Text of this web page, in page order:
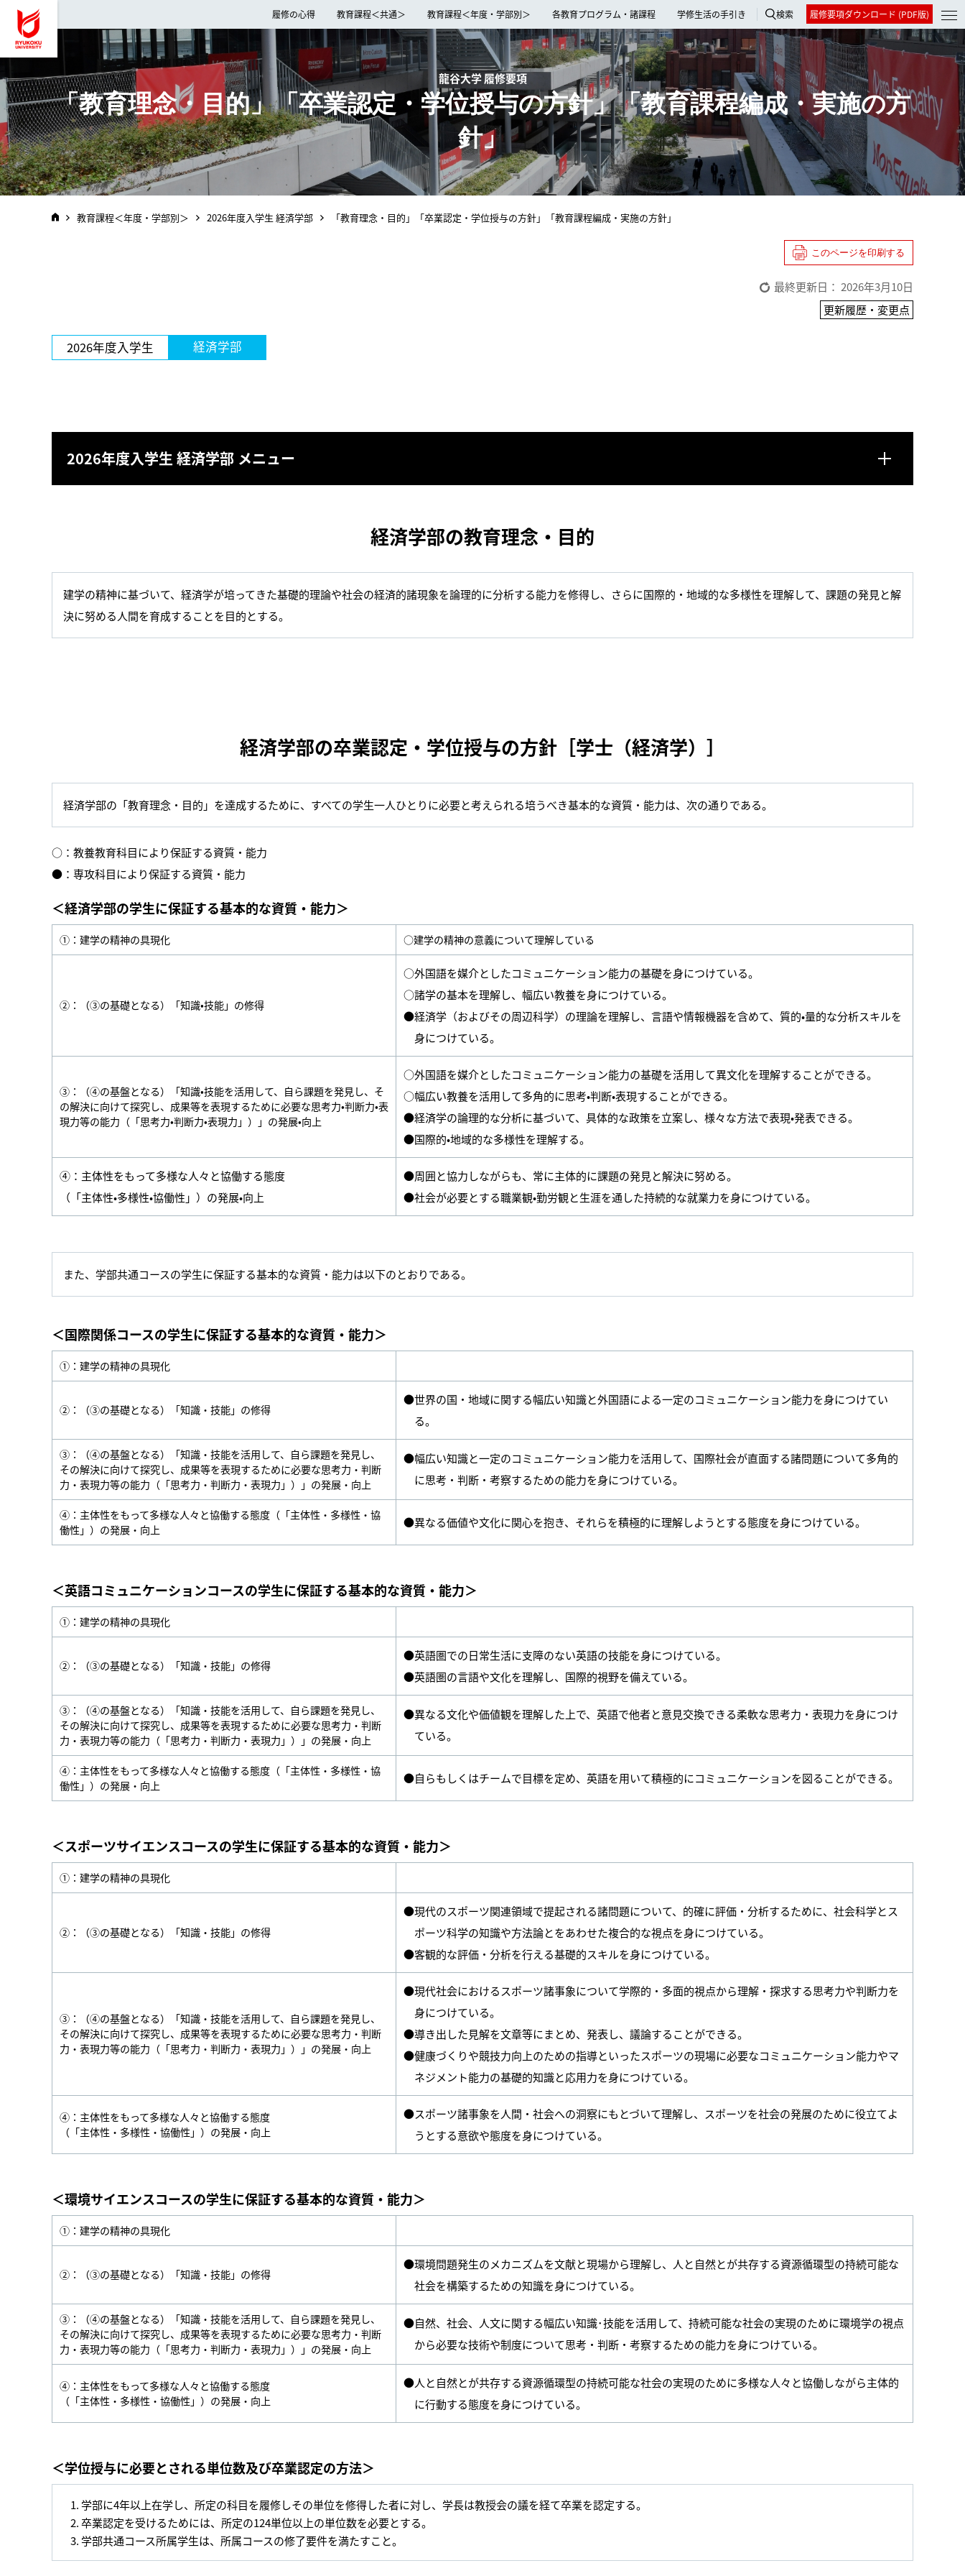
履修の心得 教育課程＜共通＞ 教育課程＜年度・学部別＞ 各教育プログラム・諸課程 学修生活の手引き 検索 履修要項ダウンロード (PDF版)
龍谷大学 履修要項
「教育理念・目的」「卒業認定・学位授与の方針」「教育課程編成・実施の方
針」
教育課程＜年度・学部別＞ 2026年度入学生 経済学部 「教育理念・目的」「卒業認定・学位授与の方針」「教育課程編成・実施の方針」
このページを印刷する
最終更新日： 2026年3月10日
更新履歴・変更点
2026年度入学生 経済学部
2026年度入学生 経済学部 メニュー
経済学部の教育理念・目的
建学の精神に基づいて、経済学が培ってきた基礎的理論や社会の経済的諸現象を論理的に分析する能力を修得し、さらに国際的・地域的な多様性を理解して、課題の発見と解
決に努める人間を育成することを目的とする。
経済学部の卒業認定・学位授与の方針［学士（経済学）］
経済学部の「教育理念・目的」を達成するために、すべての学生一人ひとりに必要と考えられる培うべき基本的な資質・能力は、次の通りである。
○：教養教育科目により保証する資質・能力
●：専攻科目により保証する資質・能力
＜経済学部の学生に保証する基本的な資質・能力＞
①：建学の精神の具現化 ○建学の精神の意義について理解している
②：（③の基礎となる）「知識•技能」の修得
○外国語を媒介としたコミュニケーション能力の基礎を身につけている。
○諸学の基本を理解し、幅広い教養を身につけている。
●経済学（およびその周辺科学）の理論を理解し、言語や情報機器を含めて、質的•量的な分析スキルを
身につけている。
③：（④の基盤となる）「知識•技能を活用して、自ら課題を発見し、そ
の解決に向けて探究し、成果等を表現するために必要な思考力•判断力•表
現力等の能力（「思考力•判断力•表現力」）」の発展•向上
○外国語を媒介としたコミュニケーション能力の基礎を活用して異文化を理解することができる。
○幅広い教養を活用して多角的に思考•判断•表現することができる。
●経済学の論理的な分析に基づいて、具体的な政策を立案し、様々な方法で表現•発表できる。
●国際的•地域的な多様性を理解する。
④：主体性をもって多様な人々と協働する態度
（「主体性•多様性•協働性」）の発展•向上
●周囲と協力しながらも、常に主体的に課題の発見と解決に努める。
●社会が必要とする職業観•勤労観と生涯を通した持続的な就業力を身につけている。
また、学部共通コースの学生に保証する基本的な資質・能力は以下のとおりである。
＜国際関係コースの学生に保証する基本的な資質・能力＞
①：建学の精神の具現化
②：（③の基礎となる）「知識・技能」の修得
●世界の国・地域に関する幅広い知識と外国語による一定のコミュニケーション能力を身につけてい
る。
③：（④の基盤となる）「知識・技能を活用して、自ら課題を発見し、
その解決に向けて探究し、成果等を表現するために必要な思考力・判断
力・表現力等の能力（「思考力・判断力・表現力」）」の発展・向上
●幅広い知識と一定のコミュニケーション能力を活用して、国際社会が直面する諸問題について多角的
に思考・判断・考察するための能力を身につけている。
④：主体性をもって多様な人々と協働する態度（「主体性・多様性・協
働性」）の発展・向上
●異なる価値や文化に関心を抱き、それらを積極的に理解しようとする態度を身につけている。
＜英語コミュニケーションコースの学生に保証する基本的な資質・能力＞
①：建学の精神の具現化
②：（③の基礎となる）「知識・技能」の修得
●英語圏での日常生活に支障のない英語の技能を身につけている。
●英語圏の言語や文化を理解し、国際的視野を備えている。
③：（④の基盤となる）「知識・技能を活用して、自ら課題を発見し、
その解決に向けて探究し、成果等を表現するために必要な思考力・判断
力・表現力等の能力（「思考力・判断力・表現力」）」の発展・向上
●異なる文化や価値観を理解した上で、英語で他者と意見交換できる柔軟な思考力・表現力を身につけ
ている。
④：主体性をもって多様な人々と協働する態度（「主体性・多様性・協
働性」）の発展・向上
●自らもしくはチームで目標を定め、英語を用いて積極的にコミュニケーションを図ることができる。
＜スポーツサイエンスコースの学生に保証する基本的な資質・能力＞
①：建学の精神の具現化
②：（③の基礎となる）「知識・技能」の修得
●現代のスポーツ関連領域で提起される諸問題について、的確に評価・分析するために、社会科学とス
ポーツ科学の知識や方法論とをあわせた複合的な視点を身につけている。
●客観的な評価・分析を行える基礎的スキルを身につけている。
③：（④の基盤となる）「知識・技能を活用して、自ら課題を発見し、
その解決に向けて探究し、成果等を表現するために必要な思考力・判断
力・表現力等の能力（「思考力・判断力・表現力」）」の発展・向上
●現代社会におけるスポーツ諸事象について学際的・多面的視点から理解・探求する思考力や判断力を
身につけている。
●導き出した見解を文章等にまとめ、発表し、議論することができる。
●健康づくりや競技力向上のための指導といったスポーツの現場に必要なコミュニケーション能力やマ
ネジメント能力の基礎的知識と応用力を身につけている。
④：主体性をもって多様な人々と協働する態度
（「主体性・多様性・協働性」）の発展・向上
●スポーツ諸事象を人間・社会への洞察にもとづいて理解し、スポーツを社会の発展のために役立てよ
うとする意欲や態度を身につけている。
＜環境サイエンスコースの学生に保証する基本的な資質・能力＞
①：建学の精神の具現化
②：（③の基礎となる）「知識・技能」の修得
●環境問題発生のメカニズムを文献と現場から理解し、人と自然とが共存する資源循環型の持続可能な
社会を構築するための知識を身につけている。
③：（④の基盤となる）「知識・技能を活用して、自ら課題を発見し、
その解決に向けて探究し、成果等を表現するために必要な思考力・判断
力・表現力等の能力（「思考力・判断力・表現力」）」の発展・向上
●自然、社会、人文に関する幅広い知識･技能を活用して、持続可能な社会の実現のために環境学の視点
から必要な技術や制度について思考・判断・考察するための能力を身につけている。
④：主体性をもって多様な人々と協働する態度
（「主体性・多様性・協働性」）の発展・向上
●人と自然とが共存する資源循環型の持続可能な社会の実現のために多様な人々と協働しながら主体的
に行動する態度を身につけている。
＜学位授与に必要とされる単位数及び卒業認定の方法＞
学部に4年以上在学し、所定の科目を履修しその単位を修得した者に対し、学長は教授会の議を経て卒業を認定する。
卒業認定を受けるためには、所定の124単位以上の単位数を必要とする。
学部共通コース所属学生は、所属コースの修了要件を満たすこと。